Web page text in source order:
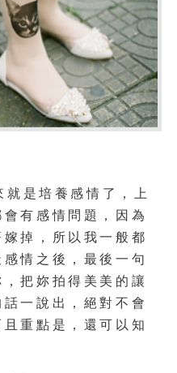
是培養感情了，上
有感情問題，因為
掉，所以我一般都
情之後，最後一句
把妳拍得美美的讓
一說出，絕對不會
重點是，還可以知